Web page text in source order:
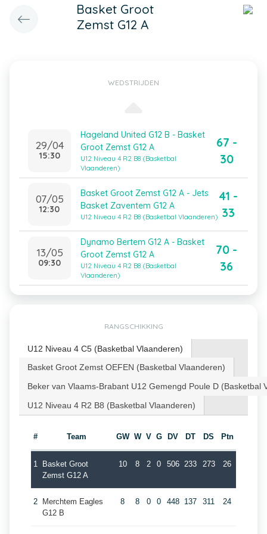
Basket Groot
Zemst G12 A
WEDSTRIJDEN
29/04
15:30
Hageland United G12 B - Basket
Groot Zemst G12 A
U12 Niveau 4 R2 B8 (Basketbal
Vlaanderen)
67 -
30
07/05
12:30
Basket Groot Zemst G12 A - Jets
Basket Zaventem G12 A
U12 Niveau 4 R2 B8 (Basketbal Vlaanderen)
41 -
33
13/05
09:30
Dynamo Bertem G12 A - Basket
Groot Zemst G12 A
U12 Niveau 4 R2 B8 (Basketbal
Vlaanderen)
70 -
36
RANGSCHIKKING
U12 Niveau 4 C5 (Basketbal Vlaanderen)
Basket Groot Zemst OEFEN (Basketbal Vlaanderen)
Beker van Vlaams-Brabant U12 Gemengd Poule D (Basketbal
U12 Niveau 4 R2 B8 (Basketbal Vlaanderen)
# Team GW W V G DV DT DS Ptn
1
Basket Groot
Zemst G12 A
10 8 2 0 506 233 273 26
2
Merchtem Eagles
G12 B
8 8 0 0 448 137 311 24